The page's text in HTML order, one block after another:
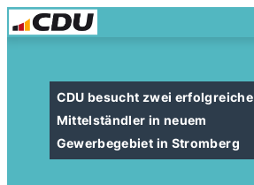
CDU besucht zwei erfolgreiche
Mittelständler in neuem
Gewerbegebiet in Stromberg